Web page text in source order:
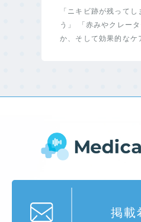
「ニキビ跡が残って
う」 「赤みやクレー
か、そして効果的なケ
掲載